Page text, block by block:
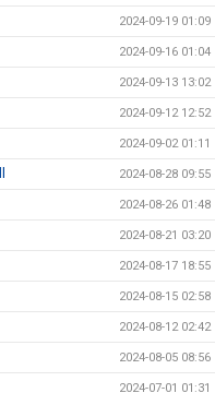
2024-09-19 01:09
2024-09-16 01:04
2024-09-13 13:02
2024-09-12 12:52
2024-09-02 01:11
2024-08-28 09:55
2024-08-26 01:48
2024-08-21 03:20
2024-08-17 18:55
2024-08-15 02:58
2024-08-12 02:42
2024-08-05 08:56
2024-07-01 01:31